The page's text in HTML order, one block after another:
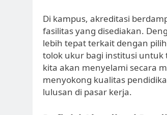
Di kampus, akreditasi
fasilitas yang disediakan.
lebih tepat terkait dengan
tolok ukur bagi institusi
kita akan menyelami secara
menyokong kualitas
lulusan di pasar kerja.